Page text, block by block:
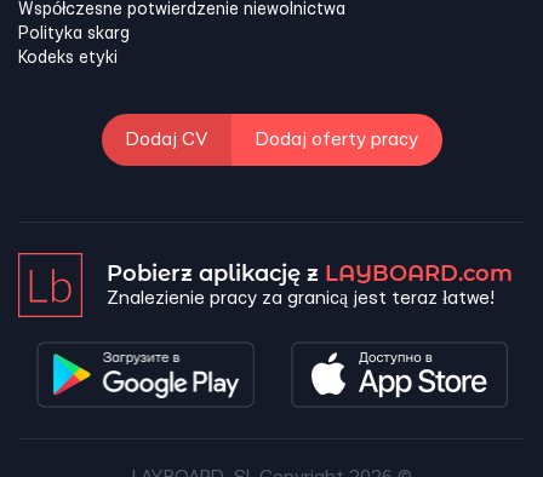
Współczesne potwierdzenie niewolnictwa
Polityka skarg
Kodeks etyki
Dodaj CV Dodaj oferty pracy
Pobierz aplikację z LAYBOARD.com
Znalezienie pracy za granicą jest teraz łatwe!